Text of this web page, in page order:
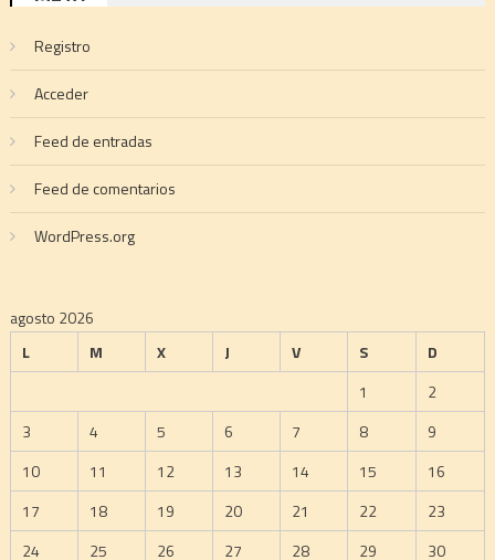
Registro
Acceder
Feed de entradas
Feed de comentarios
WordPress.org
agosto 2026
L
M X J V S
D
1
2
3
4 5 6 7 8
9
10
11 12 13 14 15
16
17
18 19 20 21 22
23
24
25 26 27 28 29 30